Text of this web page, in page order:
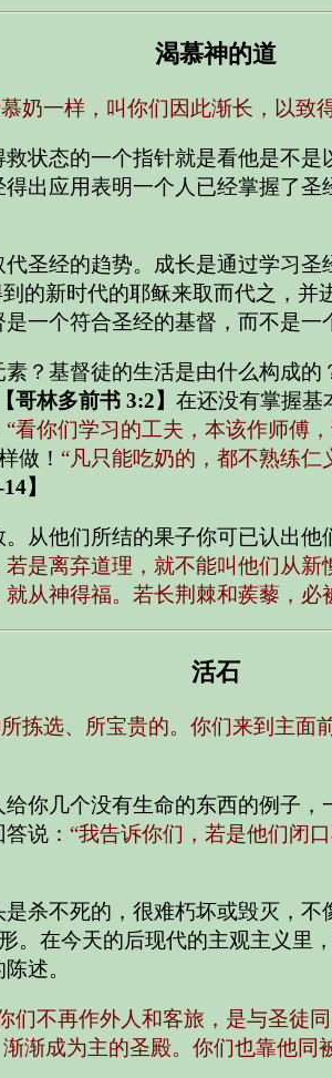
渴慕神的道
奶一样，叫你们因此渐长，以致
状态的一个指针就是看他是不
出应用表明一个人已经掌握了
圣经的趋势。成长是通过学习
的新时代的耶稣来取而代之，
一个符合圣经的基督，而不是一
？基督徒的生活是由什么构成的
【哥林多前书 3:2】 在还没有掌握基
“看你们学习的工夫，本该作师傅
做！ “凡只能吃奶的，都不熟练仁
】
从他们所结的果子你可已认出他
若是离弃道理，就不能叫他们从
从神得福。若长荆棘和蒺藜，
活石
拣选、所宝贵的。你们来到主
你几个没有生命的东西的例子
说： “我告诉你们，若是他们闭
杀不死的，很难朽坏或毁灭，不
。在今天的后现代的主观主义里
述。
们不再作外人和客旅，是与圣徒
渐成为主的圣殿。你们也靠他同